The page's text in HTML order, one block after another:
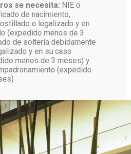
se necesita: NIE o
de nacimiento,
o legalizado y en
(expedido menos de 3
de soltería debidamente
y en su caso
menos de 3 meses) y
(expedido